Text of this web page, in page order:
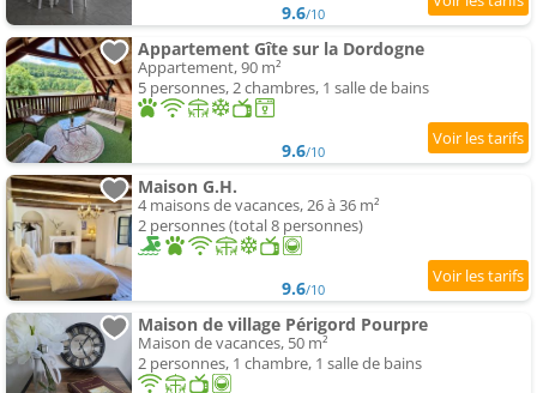
9.6/10
Appartement Gîte sur la Dordogne
Appartement, 90 m²
5 personnes, 2 chambres, 1 salle de bains
9.6/10
Maison G.H.
4 maisons de vacances, 26 à 36 m²
2 personnes (total 8 personnes)
9.6/10
Maison de village Périgord Pourpre
Maison de vacances, 50 m²
2 personnes, 1 chambre, 1 salle de bains